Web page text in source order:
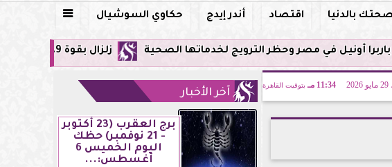
صحتك بالدنيا اقتصاد أندر إيدج حكاوي السوشيال 
زلزال بقوة 5.9 ريختر يشعر به سكان القاهرة وعدة محافظات.. مركزه شرق البحر المتوسط مصر وحظر الترويج لخدماتها الصحية
11:34 مـ بتوقيت القاهرة
آخر الأخبار
برج العقرب (23 أكتوبر
- 21 نوفمبر) حظك
اليوم الخميس 6
أغسطس:...